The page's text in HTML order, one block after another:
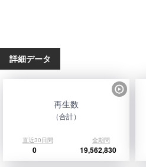
詳細データ
再生数
（合計）
直近30日間 全期間
0 19,562,830